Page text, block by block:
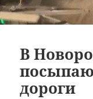
В
дороги